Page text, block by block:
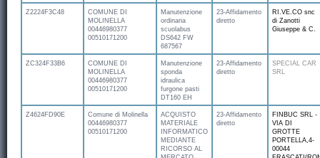
Z2224F3C48
COMUNE DI
MOLINELLA
00446980377
00510171200
Manutenzione
ordinaria
scuolabus
DS642 FW
687567
23-Affidamento
diretto
RI.VE.CO snc
di Zanotti
Giuseppe & C.
ZC324F33B6
COMUNE DI
MOLINELLA
00446980377
00510171200
Manutenzione
sponda
idraulica
furgone pasti
DT160 EH
23-Affidamento
diretto
SPECIAL CAR
SRL
Z4624FD90E
Comune di Molinella
00446980377
00510171200
ACQUISTO
MATERIALE
INFORMATICO
MEDIANTE
RICORSO AL
23-Affidamento
diretto
FINBUC SRL -
VIA DI
GROTTE
PORTELLA,4-
00044